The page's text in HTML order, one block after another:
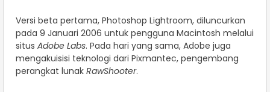
Versi beta pertama, Photoshop Lightroom, diluncurkan
pada 9 Januari 2006 untuk pengguna Macintosh melalui
situs Adobe Labs. Pada hari yang sama, Adobe juga
mengakuisisi teknologi dari Pixmantec, pengembang
perangkat lunak RawShooter.